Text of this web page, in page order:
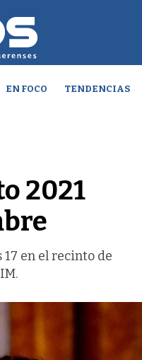
EN FOCO TENDENCIAS
2021
17 en el recinto de